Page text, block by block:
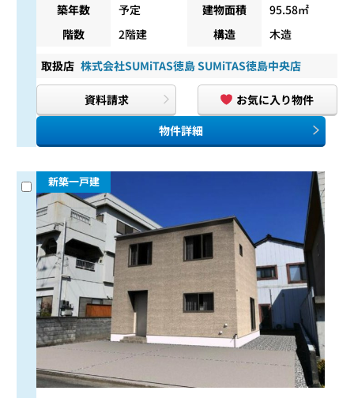
築年数
予定 建物面積
95.58㎡
階数
2階建 構造 木造
取扱店 株式会社SUMiTAS徳島 SUMiTAS徳島中央店
資料請求
お気に入り物件
物件詳細
新築一戸建